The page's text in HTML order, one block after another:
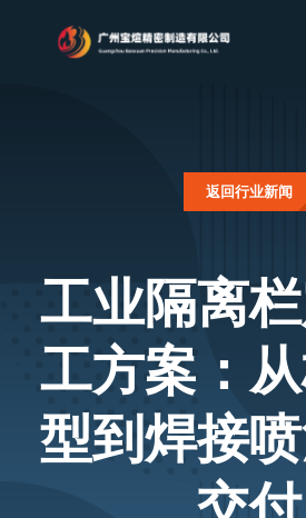
返回行业新闻
工业隔离
工方案：
型到焊接
交付